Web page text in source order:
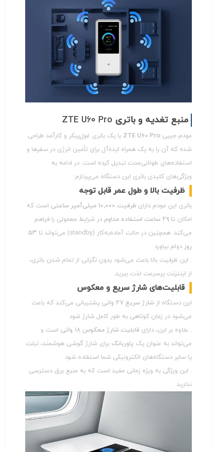
منبع تغدیه و باتری ZTE U60 Pro
مودم جیبی ZTE U60 Pro با یک باتری غول‌پیکر و کارآمد طراحی
شده که آن را به یک همراه ایده‌آل برای تأمین انرژی در سفرها و
استفاده‌های طولانی‌مدت تبدیل کرده است. در ادامه به
ویژگی‌های کلیدی باتری این دستگاه می‌پردازم:
ظرفیت بالا و طول عمر قابل توجه
باتری این مودم دارای ظرفیت ۱۰,۰۰۰ میلی‌آمپر ساعتی
است که
امکان تا ۲۹ ساعت استفاده مداوم
در شرایط معمولی را فراهم
می‌کند. همچنین در حالت آماده‌به‌کار (standby) می‌تواند تا
۵۳
روز دوام بیاورد
. این ظرفیت بالا باعث می‌شود بدون نگرانی از تمام شدن باتری،
از اینترنت پرسرعت لذت ببرید.
قابلیت‌های شارژ سریع و معکوس
این دستگاه از شارژ سریع ۲۷ واتی
پشتیبانی می‌کند که باعث
می‌شود در زمان کوتاهی به طور کامل شارژ شود
. علاوه بر این، دارای قابلیت شارژ معکوس ۱۸ واتی
است و
می‌تواند به عنوان یک پاوربانک برای شارژ گوشی هوشمند، تبلت
یا سایر دستگاه‌های الکترونیکی شما استفاده شود
. این ویژگی به ویژه زمانی مفید است که به منبع برق دسترسی
ندارید.